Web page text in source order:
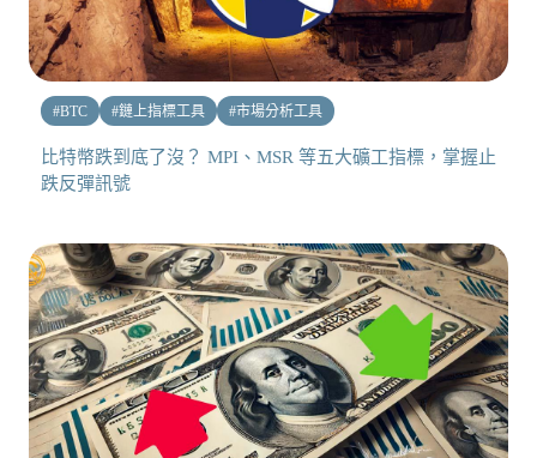
#BTC #鏈上指標工具 #市場分析工具
比特幣跌到底了沒？ MPI、MSR 等五大礦工指標，掌握止
跌反彈訊號